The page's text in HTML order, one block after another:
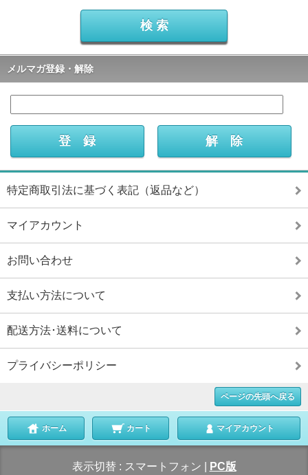
メルマガ登録・解除
特定商取引法に基づく表記（返品など）
マイアカウント
お問い合わせ
支払い方法について
配送方法･送料について
プライバシーポリシー
ページの先頭へ戻る
ホーム カート マイアカウント
表示切替 : スマートフォン PC版